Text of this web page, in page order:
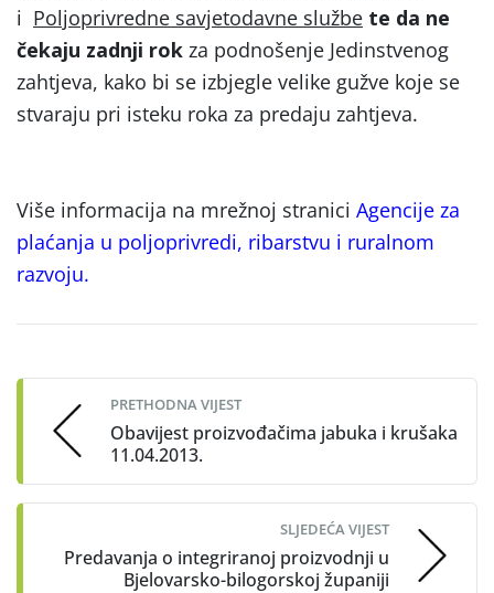
i Poljoprivredne savjetodavne službe te da ne
čekaju zadnji rok za podnošenje Jedinstvenog
zahtjeva, kako bi se izbjegle velike gužve koje se
stvaraju pri isteku roka za predaju zahtjeva.
Više informacija na mrežnoj stranici Agencije za
plaćanja u poljoprivredi, ribarstvu i ruralnom
razvoju.
navigation
PRETHODNA VIJEST
Obavijest proizvođačima jabuka i krušaka
11.04.2013.
SLJEDEĆA VIJEST
Predavanja o integriranoj proizvodnji u
Bjelovarsko-bilogorskoj županiji